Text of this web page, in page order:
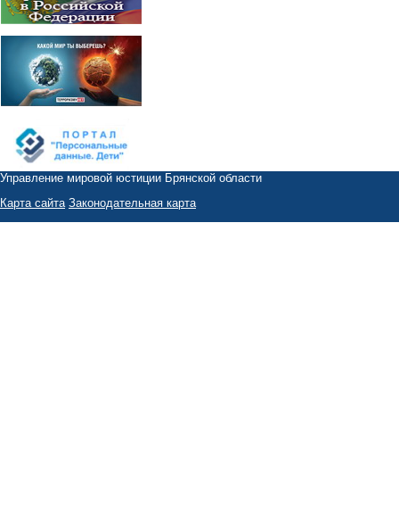
Управление мировой юстиции Брянской области
Карта сайта Законодательная карта